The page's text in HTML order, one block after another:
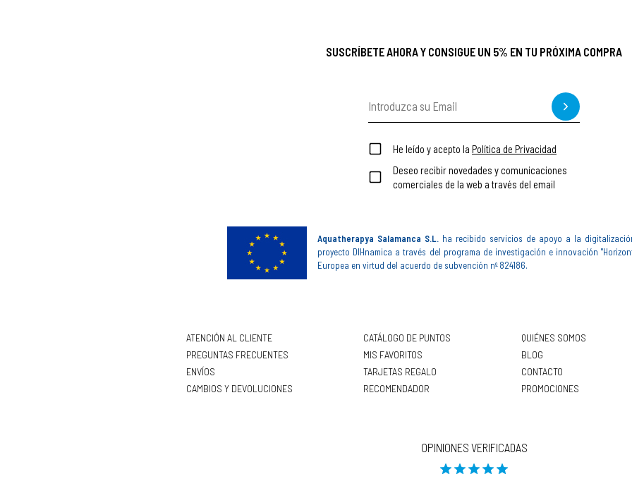
SUSCRÍBETE AHORA Y CONSIGUE UN 5% EN TU PRÓXIMA COMPRA
He leído y acepto la Política de Privacidad
Deseo recibir novedades y comunicaciones
comerciales de la web a través del email
Aquatherapya Salamanca S.L. ha recibido servicios de apoyo a la
proyecto DIHnamica a través del programa de investigación e innovación
Europea en virtud del acuerdo de subvención nº 824186.
ATENCIÓN AL CLIENTE
PREGUNTAS FRECUENTES
ENVÍOS
CAMBIOS Y DEVOLUCIONES
CATÁLOGO DE PUNTOS
MIS FAVORITOS
TARJETAS REGALO
RECOMENDADOR
QUIÉNES SOMOS
BLOG
CONTACTO
PROMOCIONES
OPINIONES VERIFICADAS